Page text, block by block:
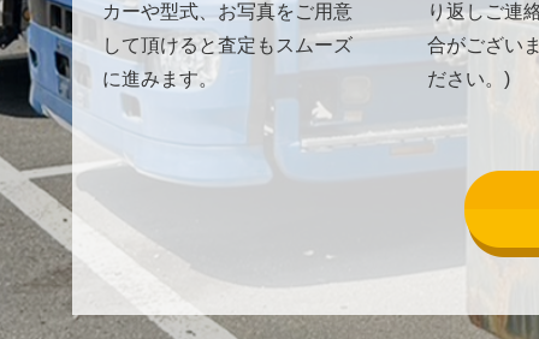
カーや型式、お写真をご用意
して頂けると査定もスムーズ
に進みます。
り返しご連
合がござい
ださい。)